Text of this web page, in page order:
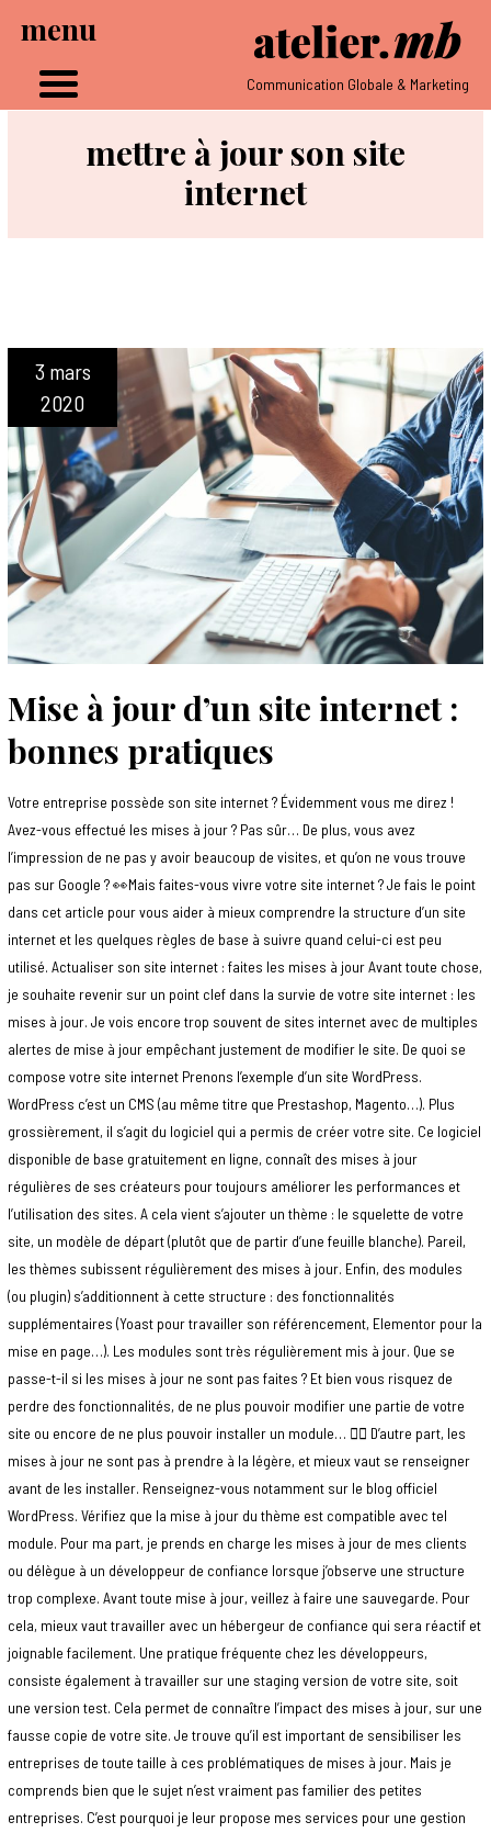
Communication Globale & Marketing
mettre à jour son site
internet
Mise à jour d’un site internet :
bonnes pratiques
3 mars
2020
Votre entreprise possède son site internet ? Évidemment vous me direz !
Avez-vous effectué les mises à jour ? Pas sûr… De plus, vous avez
l’impression de ne pas y avoir beaucoup de visites, et qu’on ne vous trouve
pas sur Google ? 👀Mais faites-vous vivre votre site internet ? Je fais le point
dans cet article pour vous aider à mieux comprendre la structure d’un site
internet et les quelques règles de base à suivre quand celui-ci est peu
utilisé. Actualiser son site internet : faites les mises à jour Avant toute chose,
je souhaite revenir sur un point clef dans la survie de votre site internet : les
mises à jour. Je vois encore trop souvent de sites internet avec de multiples
alertes de mise à jour empêchant justement de modifier le site. De quoi se
compose votre site internet Prenons l’exemple d’un site WordPress.
WordPress c’est un CMS (au même titre que Prestashop, Magento…). Plus
grossièrement, il s’agit du logiciel qui a permis de créer votre site. Ce logiciel
disponible de base gratuitement en ligne, connaît des mises à jour
régulières de ses créateurs pour toujours améliorer les performances et
l’utilisation des sites. A cela vient s’ajouter un thème : le squelette de votre
site, un modèle de départ (plutôt que de partir d’une feuille blanche). Pareil,
les thèmes subissent régulièrement des mises à jour. Enfin, des modules
(ou plugin) s’additionnent à cette structure : des fonctionnalités
supplémentaires (Yoast pour travailler son référencement, Elementor pour la
mise en page…). Les modules sont très régulièrement mis à jour. Que se
passe-t-il si les mises à jour ne sont pas faites ? Et bien vous risquez de
perdre des fonctionnalités, de ne plus pouvoir modifier une partie de votre
site ou encore de ne plus pouvoir installer un module… 👎🏻 D’autre part, les
mises à jour ne sont pas à prendre à la légère, et mieux vaut se renseigner
avant de les installer. Renseignez-vous notamment sur le blog officiel
WordPress. Vérifiez que la mise à jour du thème est compatible avec tel
module. Pour ma part, je prends en charge les mises à jour de mes clients
ou délègue à un développeur de confiance lorsque j’observe une structure
trop complexe. Avant toute mise à jour, veillez à faire une sauvegarde. Pour
cela, mieux vaut travailler avec un hébergeur de confiance qui sera réactif et
joignable facilement. Une pratique fréquente chez les développeurs,
consiste également à travailler sur une staging version de votre site, soit
une version test. Cela permet de connaître l’impact des mises à jour, sur une
fausse copie de votre site. Je trouve qu’il est important de sensibiliser les
entreprises de toute taille à ces problématiques de mises à jour. Mais je
comprends bien que le sujet n’est vraiment pas familier des petites
entreprises. C’est pourquoi je leur propose mes services pour une gestion
menu